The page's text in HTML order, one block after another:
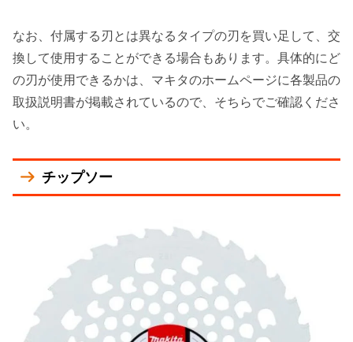
なお、付属する刃とは異なるタイプの刃を買い足して、交
換して使用することができる場合もあります。具体的にど
の刃が使用できるかは、マキタのホームページに各製品の
取扱説明書が掲載されているので、そちらでご確認くださ
い。
チップソー